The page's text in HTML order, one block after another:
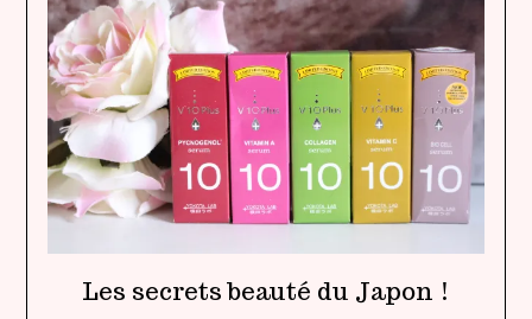
Les secrets beauté du Japon !